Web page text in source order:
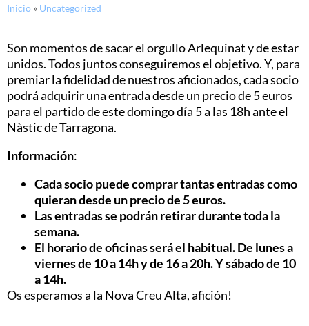
Inicio » Uncategorized
Son momentos de sacar el orgullo Arlequinat y de estar
unidos. Todos juntos conseguiremos el objetivo. Y, para
premiar la fidelidad de nuestros aficionados, cada socio
podrá adquirir una entrada desde un precio de 5 euros
para el partido de este domingo día 5 a las 18h ante el
Nàstic de Tarragona.
Información:
Cada socio puede comprar tantas entradas como
quieran desde un precio de 5 euros.
Las entradas se podrán retirar durante toda la
semana.
El horario de oficinas será el habitual. De lunes a
viernes de 10 a 14h y de 16 a 20h. Y sábado de 10
a 14h.
Os esperamos a la Nova Creu Alta, afición!